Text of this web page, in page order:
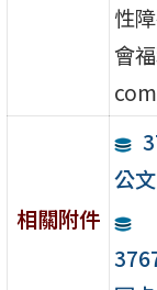
性
會
相關附件
公文